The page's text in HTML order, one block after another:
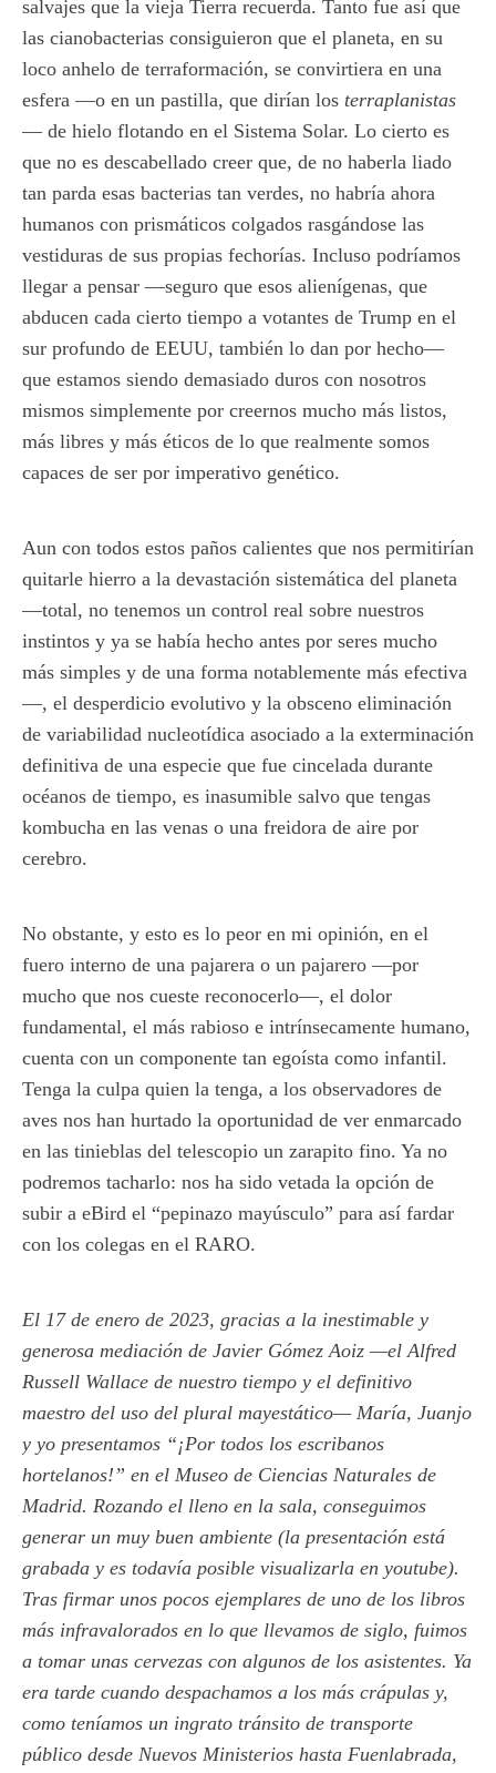
salvajes que la vieja Tierra recuerda. Tanto fue así que
las cianobacterias consiguieron que el planeta, en su
loco anhelo de terraformación, se convirtiera en una
esfera —o en un pastilla, que dirían los terraplanistas
— de hielo flotando en el Sistema Solar. Lo cierto es
que no es descabellado creer que, de no haberla liado
tan parda esas bacterias tan verdes, no habría ahora
humanos con prismáticos colgados rasgándose las
vestiduras de sus propias fechorías. Incluso podríamos
llegar a pensar —seguro que esos alienígenas, que
abducen cada cierto tiempo a votantes de Trump en el
sur profundo de EEUU, también lo dan por hecho—
que estamos siendo demasiado duros con nosotros
mismos simplemente por creernos mucho más listos,
más libres y más éticos de lo que realmente somos
capaces de ser por imperativo genético.
Aun con todos estos paños calientes que nos permitirían
quitarle hierro a la devastación sistemática del planeta
—total, no tenemos un control real sobre nuestros
instintos y ya se había hecho antes por seres mucho
más simples y de una forma notablemente más efectiva
—, el desperdicio evolutivo y la obsceno eliminación
de variabilidad nucleotídica asociado a la exterminación
definitiva de una especie que fue cincelada durante
océanos de tiempo, es inasumible salvo que tengas
kombucha en las venas o una freidora de aire por
cerebro.
No obstante, y esto es lo peor en mi opinión, en el
fuero interno de una pajarera o un pajarero —por
mucho que nos cueste reconocerlo—, el dolor
fundamental, el más rabioso e intrínsecamente humano,
cuenta con un componente tan egoísta como infantil.
Tenga la culpa quien la tenga, a los observadores de
aves nos han hurtado la oportunidad de ver enmarcado
en las tinieblas del telescopio un zarapito fino. Ya no
podremos tacharlo: nos ha sido vetada la opción de
subir a eBird el “pepinazo mayúsculo” para así fardar
con los colegas en el RARO.
El 17 de enero de 2023, gracias a la inestimable y
generosa mediación de Javier Gómez Aoiz —el Alfred
Russell Wallace de nuestro tiempo y el definitivo
maestro del uso del plural mayestático— María, Juanjo
y yo presentamos “¡Por todos los escribanos
hortelanos!” en el Museo de Ciencias Naturales de
Madrid. Rozando el lleno en la sala, conseguimos
generar un muy buen ambiente (la presentación está
grabada y es todavía posible visualizarla en youtube).
Tras firmar unos pocos ejemplares de uno de los libros
más infravalorados en lo que llevamos de siglo, fuimos
a tomar unas cervezas con algunos de los asistentes. Ya
era tarde cuando despachamos a los más crápulas y,
como teníamos un ingrato tránsito de transporte
público desde Nuevos Ministerios hasta Fuenlabrada,